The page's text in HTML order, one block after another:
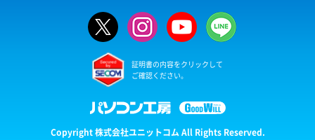
証明書の内容をクリックして
ご確認ください。
Copyright 株式会社ユニットコム All Rights Reserved.